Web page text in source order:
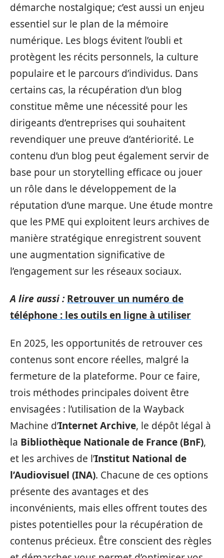
démarche nostalgique; c’est aussi un enjeu
essentiel sur le plan de la mémoire
numérique. Les blogs évitent l’oubli et
protègent les récits personnels, la culture
populaire et le parcours d’individus. Dans
certains cas, la récupération d’un blog
constitue même une nécessité pour les
dirigeants d’entreprises qui souhaitent
revendiquer une preuve d’antériorité. Le
contenu d’un blog peut également servir de
base pour un storytelling efficace ou jouer
un rôle dans le développement de la
réputation d’une marque. Une étude montre
que les PME qui exploitent leurs archives de
manière stratégique enregistrent souvent
une augmentation significative de
l’engagement sur les réseaux sociaux.
A lire aussi : Retrouver un numéro de
téléphone : les outils en ligne à utiliser
En 2025, les opportunités de retrouver ces
contenus sont encore réelles, malgré la
fermeture de la plateforme. Pour ce faire,
trois méthodes principales doivent être
envisagées : l’utilisation de la Wayback
Machine d’Internet Archive, le dépôt légal à
la Bibliothèque Nationale de France (BnF),
et les archives de l’Institut National de
l’Audiovisuel (INA). Chacune de ces options
présente des avantages et des
inconvénients, mais elles offrent toutes des
pistes potentielles pour la récupération de
contenus précieux. Être conscient des règles